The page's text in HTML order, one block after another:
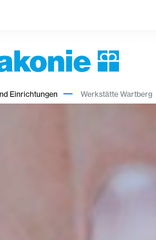
Einrichtungen Werkstätte Wartberg